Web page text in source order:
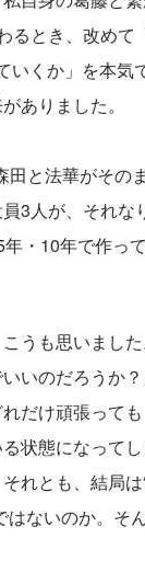
るとき、改めて
いくか」を本気
ありました。
と法華がその
3⼈が、それな
・10年で作っ
うも思いまし
いのだろうか
だけ頑張って
状態になって
れとも、結局
はないのか。そ